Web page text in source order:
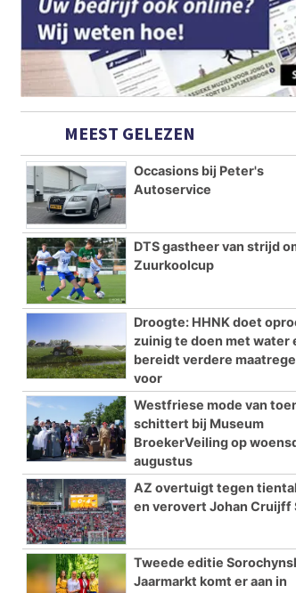
MEEST GELEZEN
Occasions bij Peter's
Autoservice
DTS gastheer van strijd
Zuurkoolcup
Droogte: HHNK doet
zuinig te doen met water
bereidt verdere
voor
Westfriese mode van
schittert bij Museum
BroekerVeiling op
augustus
AZ overtuigt tegen
en verovert Johan Cruijff
Tweede editie
Jaarmarkt komt er aan in